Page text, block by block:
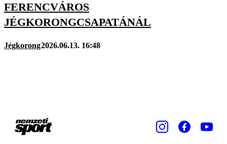
FERENCVÁROS
JÉGKORONGCSAPATÁNÁL
Jégkorong2026.06.13. 16:48